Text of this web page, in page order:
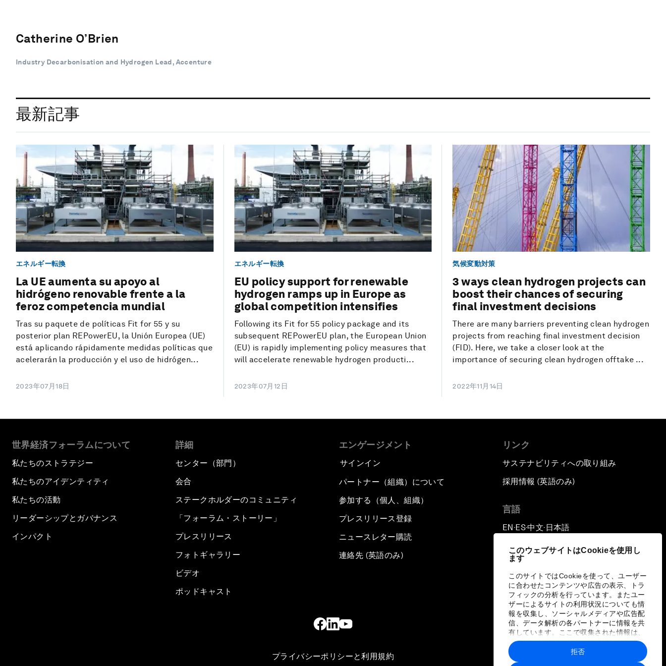
このウェブサイトはCookieを使用し
ます
このサイトではCookieを使って、ユーザー
に合わせたコンテンツや広告の表示、トラ
フィックの分析を行っています。またユー
ザーによるサイトの利用状況についても情
報を収集し、ソーシャルメディアや広告配
信、データ解析の各パートナーに情報を共
有しています。ここで収集された情報は、
ユーザーが各パートナーに提供した他の情
報や各パートナーのサービスを使用した際
に収集された情報と組み合わされ、各パー
拒否
Catherine O’Brien
Industry Decarbonisation and Hydrogen Lead, Accenture
最新記事
エネルギー転換
La UE aumenta su apoyo al
hidrógeno renovable frente a la
feroz competencia mundial
Tras su paquete de políticas Fit for 55 y su
posterior plan REPowerEU, la Unión Europea (UE)
está aplicando rápidamente medidas políticas que
acelerarán la producción y el uso de hidrógen...
2023年07月18日
エネルギー転換
EU policy support for renewable
hydrogen ramps up in Europe as
global competition intensifies
Following its Fit for 55 policy package and its
subsequent REPowerEU plan, the European Union
(EU) is rapidly implementing policy measures that
will accelerate renewable hydrogen producti...
2023年07月12日
気候変動対策
3 ways clean hydrogen projects can
boost their chances of securing
final investment decisions
There are many barriers preventing clean hydrogen
projects from reaching final investment decision
(FID). Here, we take a closer look at the
importance of securing clean hydrogen offtake ...
2022年11月14日
世界経済フォーラムについて
私たちのストラテジー
私たちのアイデンティティ
私たちの活動
リーダーシップとガバナンス
インパクト
詳細
センター（部門）
会合
ステークホルダーのコミュニティ
「フォーラム・ストーリー」
プレスリリース
フォトギャラリー
ビデオ
ポッドキャスト
エンゲージメント
サインイン
パートナー（組織）について
参加する（個人、組織）
プレスリリース登録
ニュースレター購読
連絡先 (英語のみ)
リンク
サステナビリティへの取り組み
採用情報 (英語のみ)
言語
EN ▪ ES▪中文▪ 日本語
プライバシーポリシーと利用規約